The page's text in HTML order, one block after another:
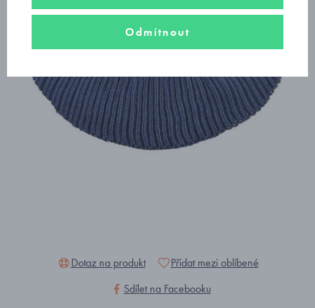
Dotaz na produkt
Přidat mezi oblíbené
Sdílet na Facebooku
Odmítnout